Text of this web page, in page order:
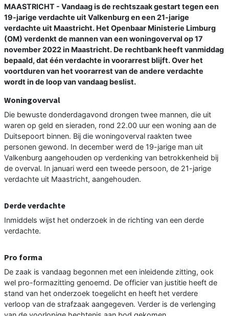
MAASTRICHT - Vandaag is de rechtszaak gestart tegen een
19-jarige verdachte uit Valkenburg en een 21-jarige
verdachte uit Maastricht. Het Openbaar Ministerie Limburg
(OM) verdenkt de mannen van een woningoverval op 17
november 2022 in Maastricht. De rechtbank heeft vanmiddag
bepaald, dat één verdachte in voorarrest blijft. Over het
voortduren van het voorarrest van de andere verdachte
wordt in de loop van vandaag beslist.
Woningoverval
Die bewuste donderdagavond drongen twee mannen, die uit
waren op geld en sieraden, rond 22.00 uur een woning aan de
Duitsepoort binnen. Bij die woningoverval raakten twee
personen gewond. In december werd de 19-jarige man uit
Valkenburg aangehouden op verdenking van betrokkenheid bij
de overval. In januari werd een tweede persoon, de 21-jarige
verdachte uit Maastricht, aangehouden.
Derde verdachte
Inmiddels wijst het onderzoek in de richting van een derde
verdachte.
Pro forma
De zaak is vandaag begonnen met een inleidende zitting, ook
wel pro-formazitting genoemd. De officier van justitie heeft de
stand van het onderzoek toegelicht en heeft het verdere
verloop van de strafzaak aangegeven. Verder is de verlenging